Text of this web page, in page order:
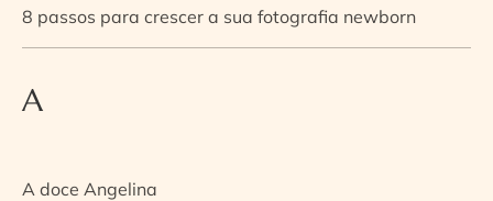
8 passos para crescer a sua fotografia newborn
A
A doce Angelina